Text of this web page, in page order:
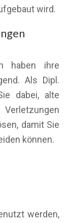
wird.
haben ihre
Als Dipl.
dabei, alte
damit Sie
können.
werden,